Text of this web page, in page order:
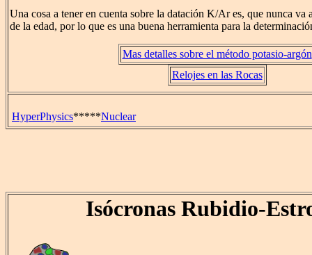
Una cosa a tener en cuenta sobre la datación K/Ar es, que nunca va
de la edad, por lo que es una buena herramienta para la
Mas detalles sobre el método potasio-argón
Relojes en las Rocas
HyperPhysics*****Nuclear
Isócronas Rubidio-